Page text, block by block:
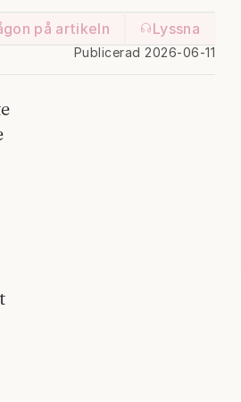
på artikeln Lyssna
Publicerad 2026-06-11